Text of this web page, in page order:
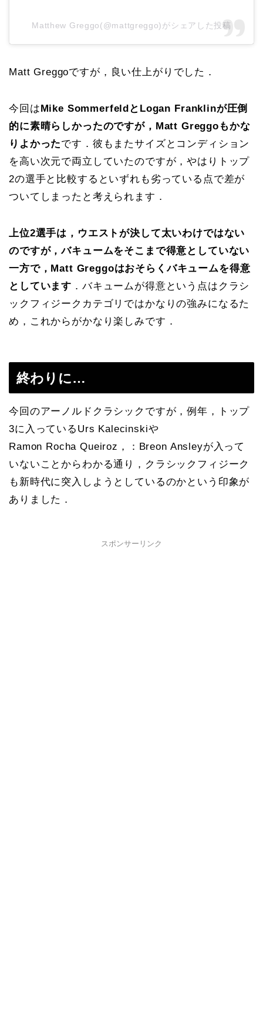
Matthew Greggo(@mattgreggo)がシェアした投稿
Matt Greggoですが，良い仕上がりでした．
今回はMike SommerfeldとLogan Franklinが圧倒
的に素晴らしかったのですが，Matt Greggoもかな
りよかったです．彼もまたサイズとコンディション
を高い次元で両立していたのですが，やはりトップ
2の選手と比較するといずれも劣っている点で差が
ついてしまったと考えられます．
上位2選手は，ウエストが決して太いわけではない
のですが，バキュームをそこまで得意としていない
一方で，Matt Greggoはおそらくバキュームを得意
としています ．バキュームが得意という点はクラシ
ックフィジークカテゴリではかなりの強みになるた
め，これからがかなり楽しみです．
終わりに…
今回のアーノルドクラシックですが，例年，トップ
3に入っているUrs Kalecinskiや
Ramon Rocha Queiroz，：Breon Ansleyが入って
いないことからわかる通り，クラシックフィジーク
も新時代に突入しようとしているのかという印象が
ありました．
スポンサーリンク